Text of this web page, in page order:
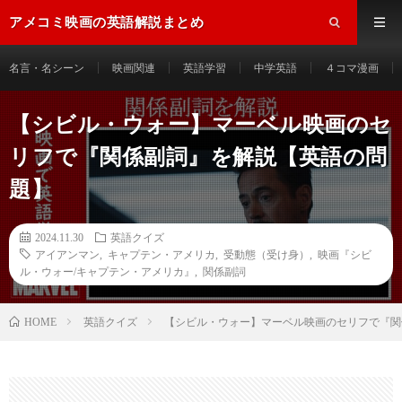
アメコミ映画の英語解説まとめ
名言・名シーン 映画関連 英語学習 中学英語 ４コマ漫画
【シビル・ウォー】マーベル映画のセ
リフで『関係副詞』を解説【英語の問
題】
2024.11.30
英語クイズ
アイアンマン
キャプテン・アメリカ 受動態（受け身）
映画『シビ
ル・ウォー/キャプテン・アメリカ』
関係副詞
HOME 英語クイズ 【シビル・ウォー】マーベル映画のセリフで『